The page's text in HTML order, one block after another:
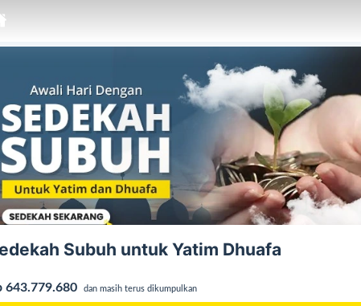
Subuh untuk Yatim Dhuafa
643.779.680 dan masih terus dikumpulkan